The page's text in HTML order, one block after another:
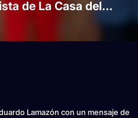
de La Casa del
Lamazón con un mensaje de